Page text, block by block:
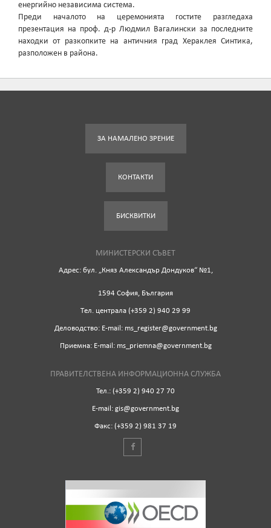
енергийно независима система.
Преди началото на церемонията гостите разгледаха
презентация на проф. д-р Людмил Вагалински за последните
находки от разкопките на античния град Хераклея Синтика,
разположен в района.
ЗА НАМАЛЕНО ЗРЕНИЕ
КОНТАКТИ
БИСКВИТКИ
МИНИСТЕРСКИ СЪВЕТ
Адрес: бул. „Княз Александър Дондуков“ №1,
1594 София, България
Tел. централа (+359 2) 940 29 99
Деловодство: Е-mail: ms_register@government.bg
Приемна: Е-mail: ms_priemna@government.bg
ПРАВИТЕЛСТВЕНА ИНФОРМАЦИОННА СЛУЖБА
Тел.: (+359 2) 940 27 70
Е-mail: gis@government.bg
Факс: (+359 2) 981 37 19